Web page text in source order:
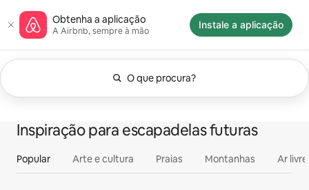
para
conteúdo
Página inicial da Airbnb
Obtenha a aplicação
A Airbnb, sempre à mão
Instale a aplicação
O que procura?
Neste momento, apresentamos Qualquer
Tudo
Alojamentos Experiências
Inspiração para escapadelas futuras
Popular Arte e cultura Praias Montanhas Ar livre